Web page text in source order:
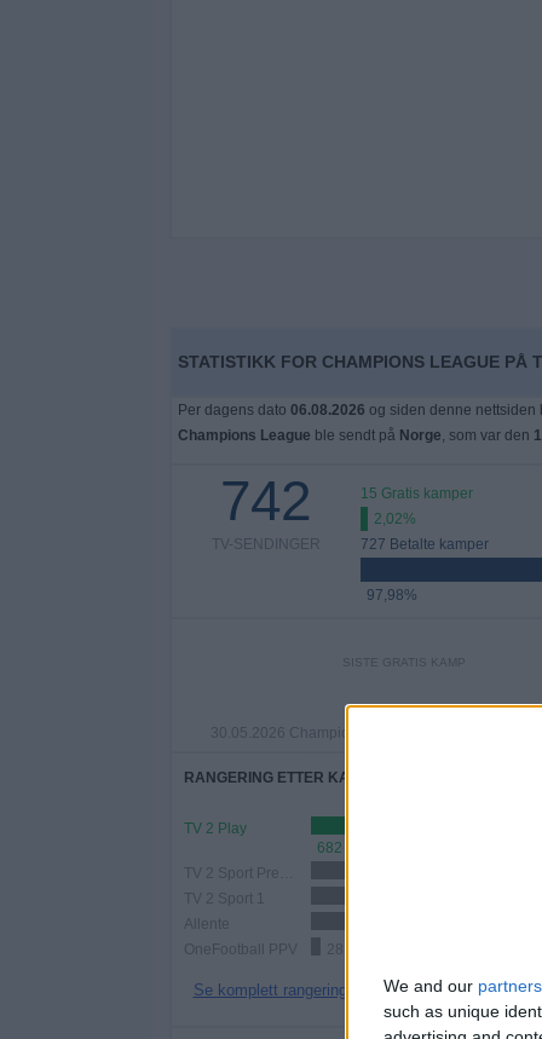
We and our partners
such as unique
STATISTIKK FOR CHAMPIONS LEAGUE PÅ
Per dagens dato 06.08.2026 og siden denne nettsiden
Champions League ble sendt på Norge, som var den
742
TV-SENDINGER
15 Gratis kamper
2,02%
727 Betalte kamper
97,98%
SISTE GRATIS KAMP
PSG - Arsenal
30.05.2026 Champions League por TV 2 Play, TV
RANGERING ETTER KANALER
TV 2 Play
682 (91,91%)
TV 2 Sport 1
Allente
OneFootball PPV
28 (3,77%)
Se komplett rangering